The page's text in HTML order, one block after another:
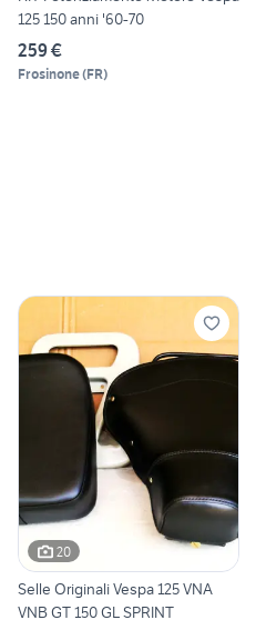
125 150 anni '60-70
259 €
Frosinone(FR)
20
Selle Originali Vespa 125 VNA
VNB GT 150 GL SPRINT